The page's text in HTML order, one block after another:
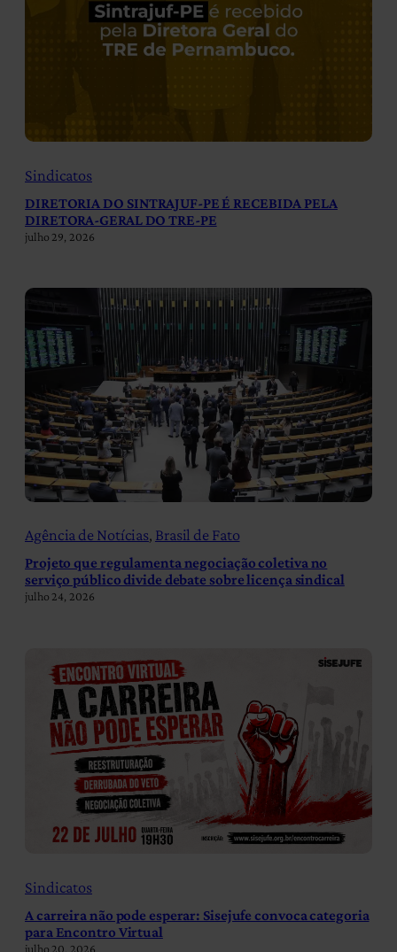
Sindicatos
DIRETORIA DO SINTRAJUF-PE É RECEBIDA PELA
DIRETORA-GERAL DO TRE-PE
julho 29, 2026
Agência de Notícias, Brasil de Fato
Projeto que regulamenta negociação coletiva no
serviço público divide debate sobre licença sindical
julho 24, 2026
Sindicatos
A carreira não pode esperar: Sisejufe convoca categoria
para Encontro Virtual
julho 20, 2026